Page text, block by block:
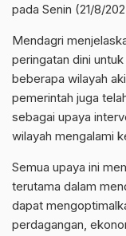
pada Senin (21/8/
Mendagri
peringatan dini
beberapa wilayah
pemerintah juga
sebagai upaya
wilayah mengalami
Semua upaya ini
terutama dalam
dapat
perdagangan,